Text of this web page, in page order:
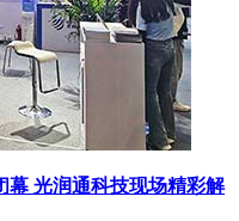
幕 光润通科技现场精彩解